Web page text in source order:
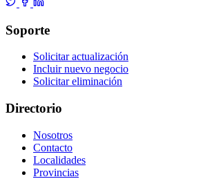
Soporte
Solicitar actualización
Incluir nuevo negocio
Solicitar eliminación
Directorio
Nosotros
Contacto
Localidades
Provincias